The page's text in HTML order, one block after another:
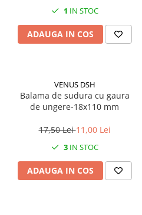
1 IN STOC
ADAUGA IN COS
VENUS DSH
Balama de sudura cu gaura
de ungere-18x110 mm
17,50 Lei11,00 Lei
3IN STOC
ADAUGA IN COS